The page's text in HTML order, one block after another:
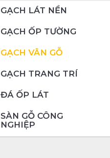
GẠCH LÁT NỀN
GẠCH ỐP TƯỜNG
GẠCH VÂN GỖ
GẠCH TRANG TRÍ
ĐÁ ỐP LÁT
SÀN GỖ CÔNG
NGHIỆP